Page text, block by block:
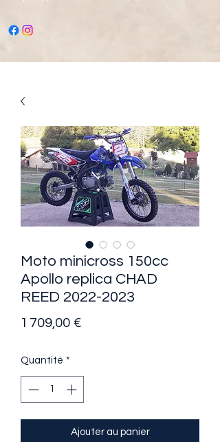
Moto minicross 150cc
Apollo replica CHAD
REED 2022-2023
1 709,00 €Prix
Quantité *
Ajouter au panier